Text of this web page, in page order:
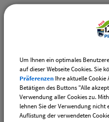
Den gewählten Termin
downloaden
Den gewählten Termin
downloaden
Um Ihnen ein optimales
auf dieser Webseite Cookies. Sie
Präferenzen Ihre aktuelle Cookie
Betätigen des Buttons "Alle
Verwendung aller Cookies zu.
lehnen Sie der Verwendung nicht
Auflistung der verwendeten